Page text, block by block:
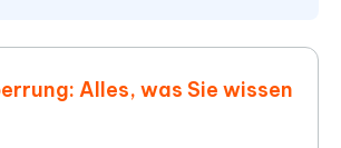
Alles, was Sie wissen